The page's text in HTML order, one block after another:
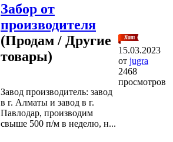
Забор от
производителя
(Продам / Другие
товары)
Завод производитель: завод
в г. Алматы и завод в г.
Павлодар, производим
свыше 500 п/м в неделю, н...
15.03.2023
от jugra
2468
просмотров